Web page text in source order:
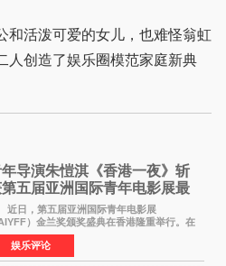
和活泼可爱的女儿，也难怪翁虹
人创造了娱乐圈模范家庭新典
导演朱愷淇《香港一夜》斩
五届亚洲国际青年电影展最
剧本改编奖
日，第五届亚洲国际青年电影展
AIYFF）金兰奖颁奖盛典在香港隆重举行。在
汇聚数百位海内外电影人、文化界人士及媒
代表的亚洲青年影视盛会上，香港本土电影
港一夜》（Dawn in Ho
娱乐评论